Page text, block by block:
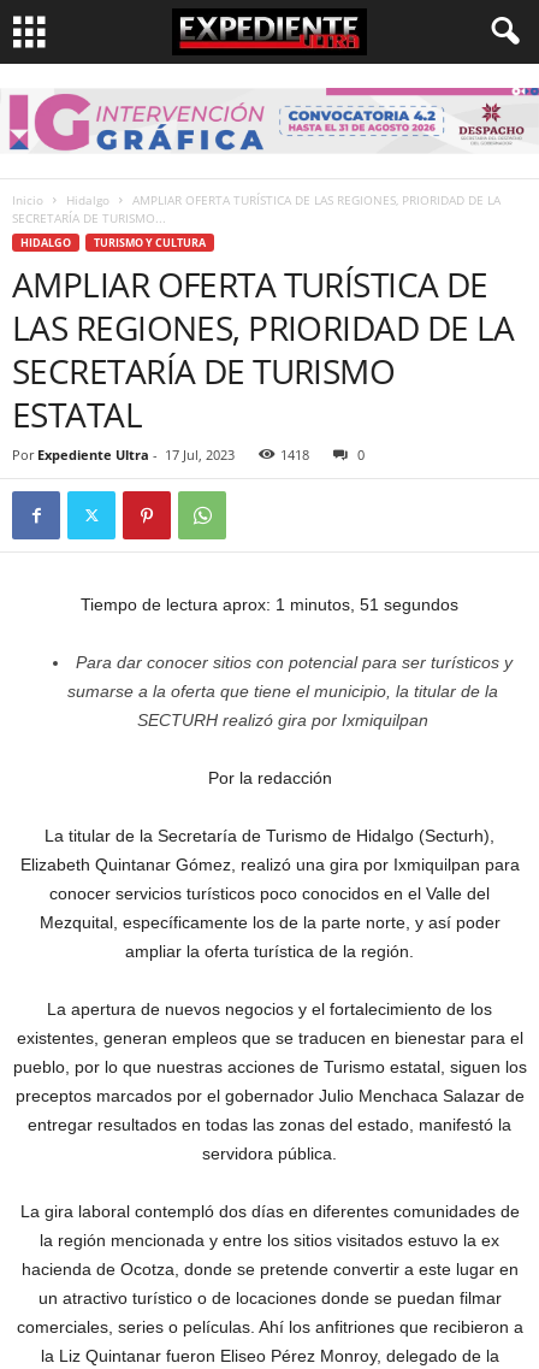
Inicio Hidalgo
AMPLIAR OFERTA TURÍSTICA DE LAS REGIONES, PRIORIDAD DE LA
SECRETARÍA DE TURISMO...
HIDALGO TURISMO Y CULTURA
AMPLIAR OFERTA TURÍSTICA DE
LAS REGIONES, PRIORIDAD DE LA
SECRETARÍA DE TURISMO
ESTATAL
Por Expediente Ultra - 17 Jul, 2023 1418 0
Tiempo de lectura aprox: 1 minutos, 51 segundos
Para dar conocer sitios con potencial para ser turísticos y
sumarse a la oferta que tiene el municipio, la titular de la
SECTURH realizó gira por Ixmiquilpan
Por la redacción
La titular de la Secretaría de Turismo de Hidalgo (Secturh),
Elizabeth Quintanar Gómez, realizó una gira por Ixmiquilpan para
conocer servicios turísticos poco conocidos en el Valle del
Mezquital, específicamente los de la parte norte, y así poder
ampliar la oferta turística de la región.
La apertura de nuevos negocios y el fortalecimiento de los
existentes, generan empleos que se traducen en bienestar para el
pueblo, por lo que nuestras acciones de Turismo estatal, siguen los
preceptos marcados por el gobernador Julio Menchaca Salazar de
entregar resultados en todas las zonas del estado, manifestó la
servidora pública.
La gira laboral contempló dos días en diferentes comunidades de
la región mencionada y entre los sitios visitados estuvo la ex
hacienda de Ocotza, donde se pretende convertir a este lugar en
un atractivo turístico o de locaciones donde se puedan filmar
comerciales, series o películas. Ahí los anfitriones que recibieron a
la Liz Quintanar fueron Eliseo Pérez Monroy, delegado de la